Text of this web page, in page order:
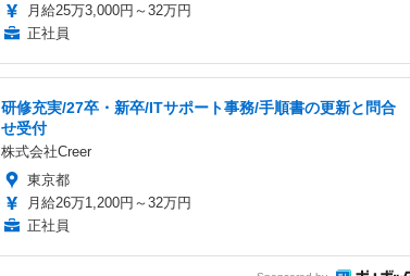
月給25万3,000円～32万円
正社員
研修充実/27卒・新卒/ITサポート事務/手順書の更新と問合
せ受付
株式会社Creer
東京都
月給26万1,200円～32万円
正社員